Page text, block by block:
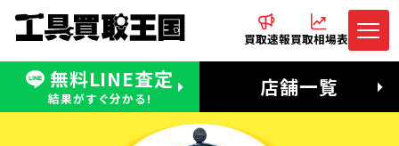
買取速報買取相場表
無料LINE査定
結果がすぐ分かる! 店舗一覧
無料LINE査定
受付：11:00〜19:00 木曜定休日
電話でお問合わせ
営業時間：11:00〜20:00